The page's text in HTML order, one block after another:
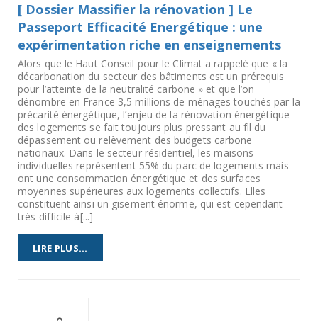
[ Dossier Massifier la rénovation ] Le
Passeport Efficacité Energétique : une
expérimentation riche en enseignements
Alors que le Haut Conseil pour le Climat a rappelé que « la
décarbonation du secteur des bâtiments est un prérequis
pour l’atteinte de la neutralité carbone » et que l’on
dénombre en France 3,5 millions de ménages touchés par la
précarité énergétique, l’enjeu de la rénovation énergétique
des logements se fait toujours plus pressant au fil du
dépassement ou relèvement des budgets carbone
nationaux. Dans le secteur résidentiel, les maisons
individuelles représentent 55% du parc de logements mais
ont une consommation énergétique et des surfaces
moyennes supérieures aux logements collectifs. Elles
constituent ainsi un gisement énorme, qui est cependant
très difficile à[...]
LIRE PLUS...